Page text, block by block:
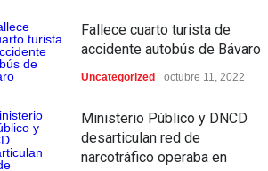
Fallece cuarto turista de
accidente autobús de Bávaro
Uncategorized octubre 11, 2022
Ministerio Público y DNCD
desarticulan red de
narcotráfico operaba en